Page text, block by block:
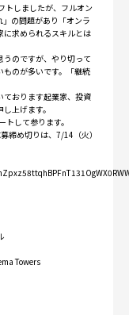
トしましたが、フルオン
の問題があり「オンラ
に求められるスキルとは
のですが、やり切って
のが多いです。「継続
ております起業家、投資
上げます。
して参ります。
締め切りは、7/14（火）
Towers